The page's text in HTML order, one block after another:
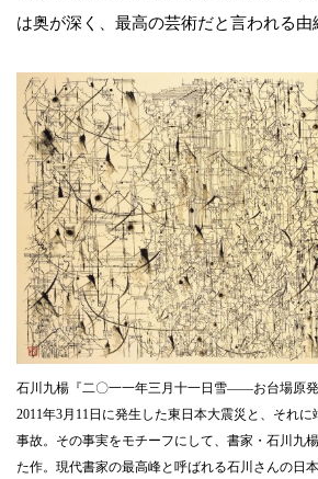
は奥が深く、最高の芸術だと言われる由
石川九楊『二〇一一年三月十一日雪――お台場原発
2011年3月11日に発生した東日本大震災と、それ
事故。その事実をモチーフにして、書家・石川九
た作。現代書家の最高峰と呼ばれる石川さんの日